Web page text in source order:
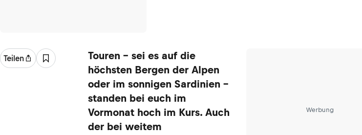
Teilen
Werbung
Touren – sei es auf die
höchsten Bergen der Alpen
oder im sonnigen Sardinien –
standen bei euch im
Vormonat hoch im Kurs. Auch
der bei weitem